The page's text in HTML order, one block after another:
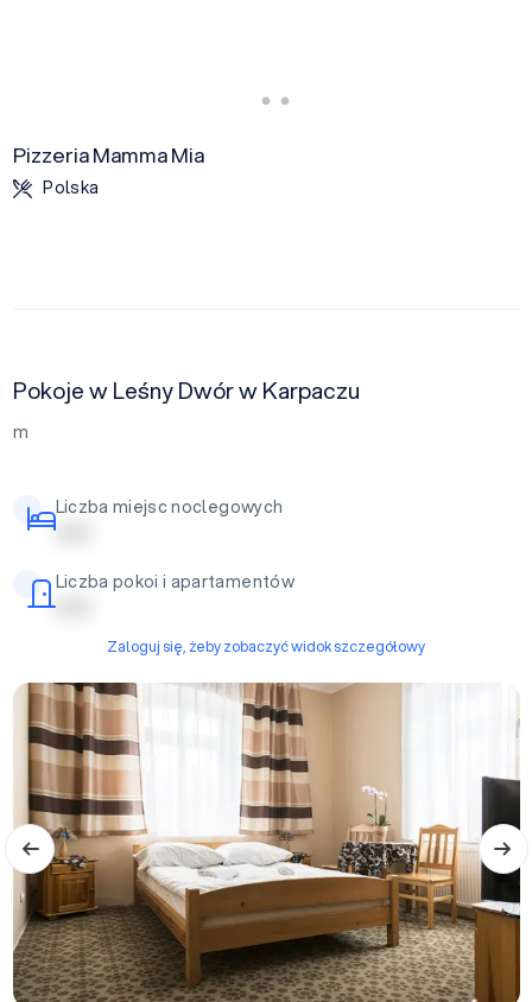
Pizzeria Mamma Mia
Polska
Pokoje w Leśny Dwór w Karpaczu
m
Liczba miejsc noclegowych
| | | | |
Liczba pokoi i apartamentów
| | | | |
Zaloguj się, żeby zobaczyć widok szczegółowy